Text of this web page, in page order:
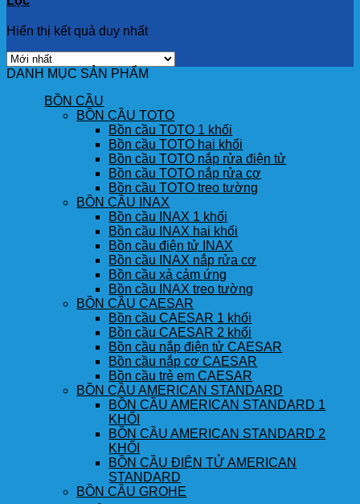
Hiển thị kết quả duy nhất
DANH MỤC SẢN PHẨM
BỒN CẦU
BỒN CẦU TOTO
Bồn cầu TOTO 1 khối
Bồn cầu TOTO hai khối
Bồn cầu TOTO nắp rửa điện tử
Bồn cầu TOTO nắp rửa cơ
Bồn cầu TOTO treo tường
BỒN CẦU INAX
Bồn cầu INAX 1 khối
Bồn cầu INAX hai khối
Bồn cầu điện tử INAX
Bồn cầu INAX nắp rửa cơ
Bồn cầu xả cảm ứng
Bồn cầu INAX treo tường
BỒN CẦU CAESAR
Bồn cầu CAESAR 1 khối
Bồn cầu CAESAR 2 khối
Bồn cầu nắp điện tử CAESAR
Bồn cầu nắp cơ CAESAR
Bồn cầu trẻ em CAESAR
BỒN CẦU AMERICAN STANDARD
BỒN CẦU AMERICAN STANDARD 1
KHỐI
BỒN CẦU AMERICAN STANDARD 2
KHỐI
BỒN CẦU ĐIỆN TỬ AMERICAN
STANDARD
BỒN CẦU GROHE